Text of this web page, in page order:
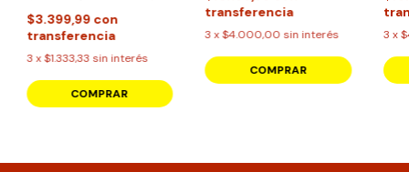
$3.399,99 con
transferencia
3x$1.333,33 sin interés
COMPRAR
transferencia
3 x$4.000,00 sin interés
COMPRAR
3 x